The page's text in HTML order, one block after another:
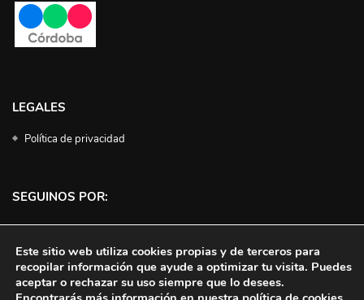
LEGALES
Política de privacidad
SEGUINOS POR:
Este sitio web utiliza cookies propias y de terceros para
recopilar información que ayude a optimizar tu visita. Puedes
aceptar o rechazar su uso siempre que lo desees.